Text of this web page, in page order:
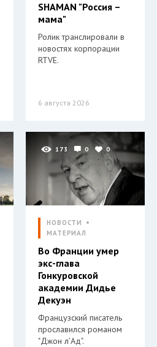
SHAMAN "Россия –
мама"
Ролик транслировали в
новостях корпорации
RTVE.
6 августа 2026
173 0 0
НОВОСТИ
МАТЕРИАЛ
Во Франции умер
экс-глава
Гонкуровской
академии Дидье
Декуэн
Французский писатель
прославился романом
"Джон л’Ад".